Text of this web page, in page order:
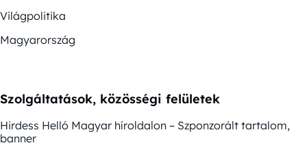
Világpolitika
Magyarország
Szolgáltatások, közösségi felületek
Hirdess Helló Magyar híroldalon – Szponzorált tartalom,
banner